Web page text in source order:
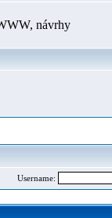
návrhy
Username: